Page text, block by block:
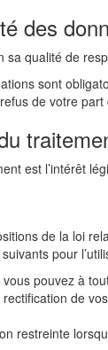
des
sa qualité de
sont
de votre
est l’intérêt
de la loi
pour
vous pouvez à
rectification de
restreinte